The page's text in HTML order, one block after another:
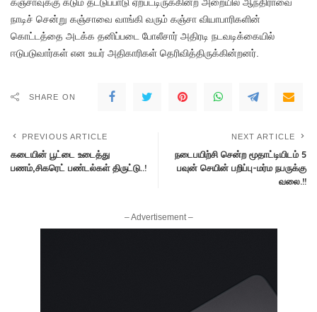
நாடிச் சென்று கஞ்சாவை வாங்கி வரும் கஞ்சா வியாபாரிகளின்
கொட்டத்தை அடக்க தனிப்படை போலீசார் அதிரடி நடவடிக்கையில்
ஈடுபடுவார்கள் என உயர் அதிகாரிகள் தெரிவித்திருக்கின்றனர்.
SHARE ON
PREVIOUS ARTICLE
கடையின் பூட்டை உடைத்து
பணம்,சிகரெட் பண்டல்கள் திருட்டு..!
NEXT ARTICLE
நடைபயிற்சி சென்ற மூதாட்டியிடம் 5
பவுன் செயின் பறிப்பு-மர்ம நபருக்கு
வலை.!!
– Advertisement –